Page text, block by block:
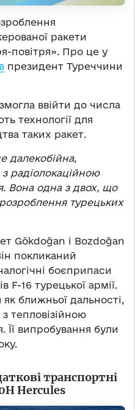
ракети
повітря». Про це у
президент Туреччини
ввійти до числа
технології для
таких ракет.
далекобійна,
радіолокаційною
Вона одна з двох, що
турецьких
Gökdoğan і Bozdoğan
покликаний
боєприпаси
F-16 турецької армії.
ближньої дальності,
тепловізійною
Її випробування були
транспортні
Hercules